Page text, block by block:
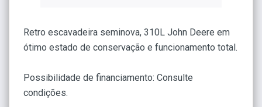
Retro escavadeira seminova, 310L John Deere em
ótimo estado de conservação e funcionamento total.
Possibilidade de financiamento: Consulte
condições.